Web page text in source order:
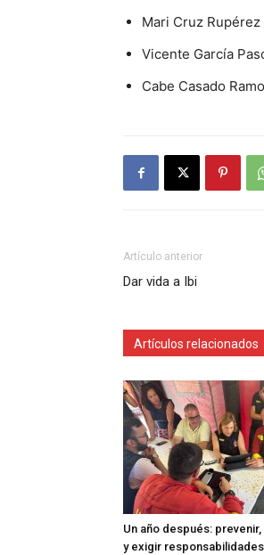
Mari Cruz
Vicente García
Cabe Casado
Artículo anterior
Dar vida a Ibi
Artículos relacionados
Un año después:
y exigir responsabilidades